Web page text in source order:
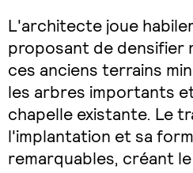
L'architecte joue
proposant de densifier
ces anciens terrains
les arbres importants
chapelle existante. Le
l'implantation et sa
remarquables, créant